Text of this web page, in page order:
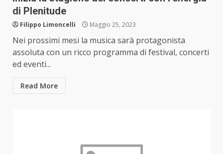
di Plenitude
Filippo Limoncelli Maggio 25, 2023
Nei prossimi mesi la musica sarà protagonista
assoluta con un ricco programma di festival, concerti
ed eventi...
Read More